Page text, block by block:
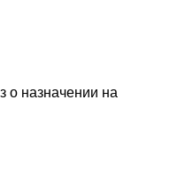
о назначении на